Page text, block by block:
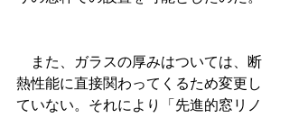
また、ガラスの厚みはついては、断
熱性能に直接関わってくるため変更し
ていない。それにより「先進的窓リノ